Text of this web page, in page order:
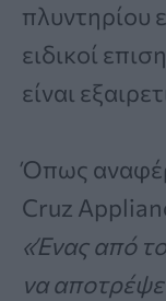
πλυντηρίου
ειδικοί
είναι
Όπως
Cruz
«Ένας από
να